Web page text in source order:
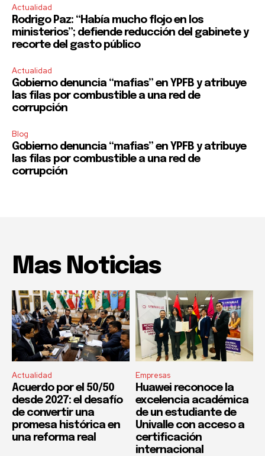
Actualidad
Rodrigo Paz: “Había mucho flojo en los
ministerios”; defiende reducción del gabinete y
recorte del gasto público
Actualidad
Gobierno denuncia “mafias” en YPFB y atribuye
las filas por combustible a una red de
corrupción
Blog
Gobierno denuncia “mafias” en YPFB y atribuye
las filas por combustible a una red de
corrupción
Mas Noticias
Actualidad
Acuerdo por el 50/50
desde 2027: el desafío
de convertir una
promesa histórica en
una reforma real
Empresas
Huawei reconoce la
excelencia académica
de un estudiante de
Univalle con acceso a
certificación
internacional